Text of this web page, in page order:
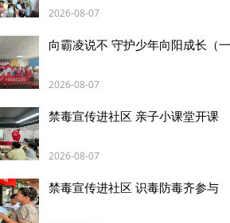
2026-08-07
向霸凌说不 守护少年向阳成长（一
2026-08-07
禁毒宣传进社区 亲子小课堂开课
2026-08-07
禁毒宣传进社区 识毒防毒齐参与